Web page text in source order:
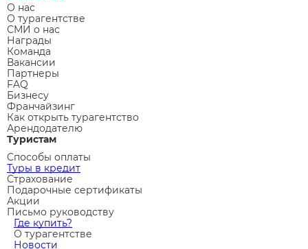
О нас
О турагентстве
СМИ о нас
Награды
Команда
Вакансии
Партнеры
FAQ
Бизнесу
Франчайзинг
Как открыть турагентство
Арендодателю
Туристам
Способы оплаты
Туры в кредит
Страхование
Подарочные сертификаты
Акции
Письмо руководству
Где купить?
О турагентстве
Новости